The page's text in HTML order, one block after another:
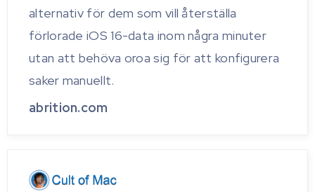
alternativ för dem som vill återställa
förlorade iOS 16-data inom några minuter
utan att behöva oroa sig för att konfigurera
saker manuellt.
abrition.com